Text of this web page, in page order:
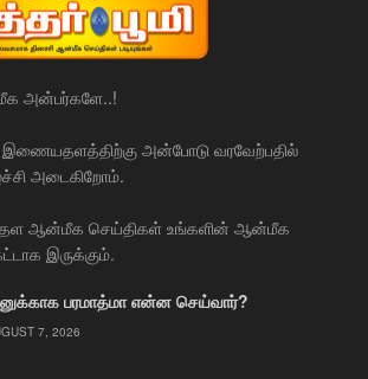
அன்பர்களே..!
இணையதளத்திற்கு அன்போடு வரவேற்பதில்
அடைகிறோம்.
தள ஆன்மீக செய்திகள் உங்களின் ஆன்மீக
இருக்கும்.
பரமாத்மா என்ன செய்வார்?
7, 2026